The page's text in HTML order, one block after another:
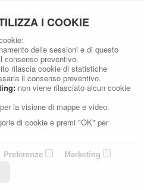
e Andrologia
PROSTATA
Patologie Urologiche
della prostata
I COOKIE
delle sessioni e di questo
consenso preventivo.
rilascia cookie di statistiche
il consenso preventivo.
non viene rilasciato alcun cookie
per la visione di mappe e video.
di cookie e premi "OK" per
Preferenze
Marketing